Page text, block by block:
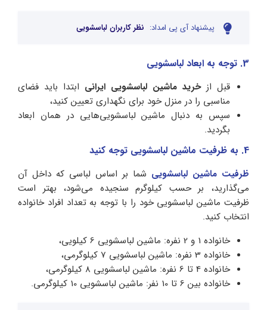
پیشنهاد آی پی امداد: نظر کاربران لباسشویی
3. توجه به ابعاد لباسشویی
قبل ازخرید ماشین لباسشویی ایرانی ابتدا باید فضای
مناسبی را در منزل خود برای نگهداری تعیین کنید،
سپس به دنبال ماشین لباسشویی‌هایی در همان ابعاد
بگردید.
4. به ظرفیت ماشین لباسشویی توجه کنید
ظرفیت ماشین لباسشویی شما بر اساس لباسی که داخل آن
می‌گذارید، بر حسب کیلوگرم سنجیده می‌شود، بهتر است
ظرفیت ماشین لباسشویی خود را با توجه به تعداد افراد خانواده
انتخاب کنید.
خانواده 1 و 2 نفره: ماشین لباسشویی 6 کیلویی،
خانواده 3 نفره: ماشین لباسشویی 7 کیلوگرمی،
خانواده 4 تا 6 نفره: ماشین لباسشویی 8 کیلوگرمی،
خانواده بین 6 تا 10 نفر: ماشین لباسشویی 10 کیلوگرمی.